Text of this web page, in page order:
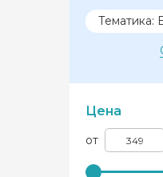
Тематика:
Цена
от